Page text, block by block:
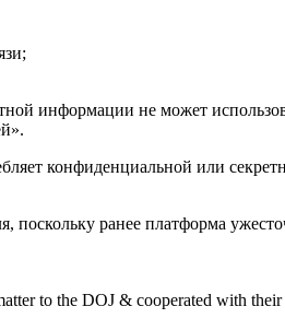
информации не может
конфиденциальной или
поскольку ранее платформа
to the DOJ & cooperated with